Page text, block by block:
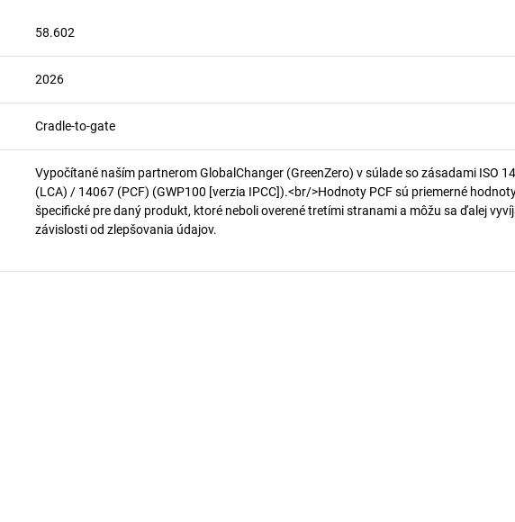
58.602
2026
Cradle-to-gate
Vypočítané naším partnerom GlobalChanger (GreenZero) v súlade so zásadami ISO
(LCA) / 14067 (PCF) (GWP100 [verzia IPCC]).<br/>Hodnoty PCF sú priemerné
špecifické pre daný produkt, ktoré neboli overené tretími stranami a môžu sa ďalej
závislosti od zlepšovania údajov.